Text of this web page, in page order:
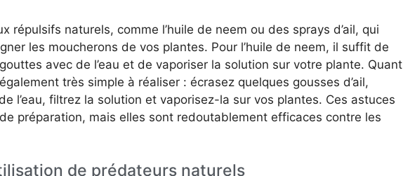
répulsifs naturels, comme l’huile de neem ou des sprays d’ail, qui
les moucherons de vos plantes. Pour l’huile de neem, il suffit de
avec de l’eau et de vaporiser la solution sur votre plante. Quant
très simple à réaliser : écrasez quelques gousses d’ail,
l’eau, filtrez la solution et vaporisez-la sur vos plantes. Ces astuces
préparation, mais elles sont redoutablement efficaces contre les
de prédateurs naturels